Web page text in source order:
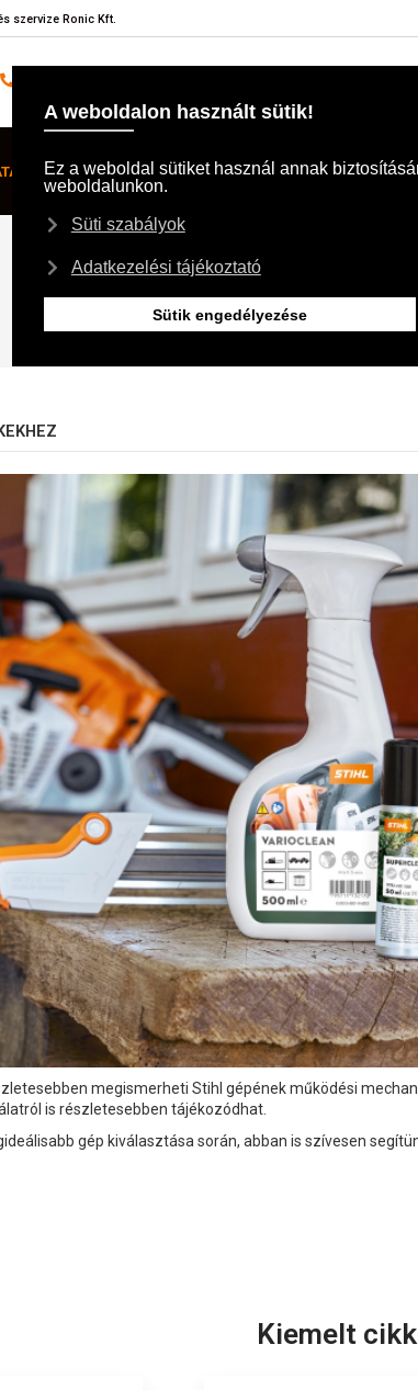
szervize Ronic Kft.
TERMÉKEK
megismerheti Stihl gépének működési
is részletesebben tájékozódhat.
gép kiválasztása során, abban is szívesen
Kiemelt